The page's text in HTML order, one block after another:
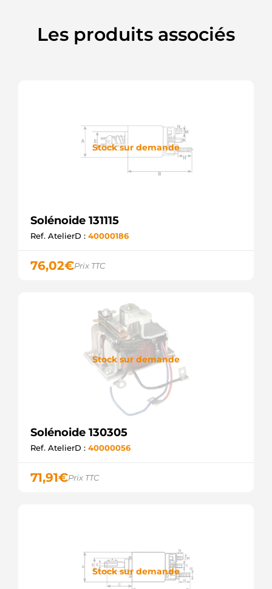
Les produits associés
Stock sur demande
Solénoide 131115
Ref. AtelierD : 40000186
76,02€Prix TTC
Stock sur demande
Solénoide 130305
Ref. AtelierD : 40000056
71,91€Prix TTC
Stock sur demande